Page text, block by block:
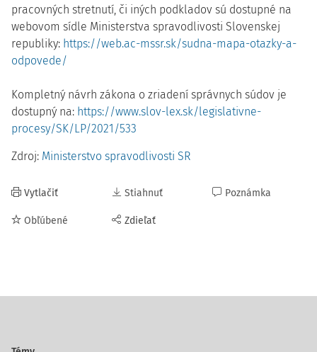
pracovných stretnutí, či iných podkladov sú dostupné na
webovom sídle Ministerstva spravodlivosti Slovenskej
republiky: https://web.ac-mssr.sk/sudna-mapa-otazky-a-
odpovede/
Kompletný návrh zákona o zriadení správnych súdov je
dostupný na: https://www.slov-lex.sk/legislativne-
procesy/SK/LP/2021/533
Zdroj: Ministerstvo spravodlivosti SR
Vytlačiť
Obľúbené
Stiahnuť
Zdieľať
Poznámka